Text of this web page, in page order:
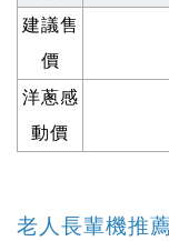
建議售
價
洋蔥感
動價
老人長輩機推